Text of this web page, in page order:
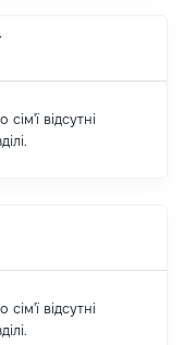
відсутні
відсутні